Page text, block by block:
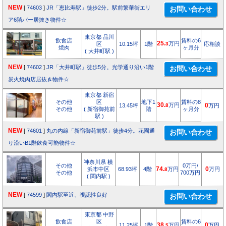
NEW [ 74603 ] JR「恵比寿駅」徒歩2分。駅前繁華街エリ
ア6階バー居抜き物件☆
飲食店
焼肉
東京都 品川
区
( 大井町駅 )
10.15坪 1階 25.3万円 賃料の6
ヶ月分
応相談
NEW [ 74602 ] JR「大井町駅」徒歩5分。光学通り沿い1階
炭火焼肉店居抜き物件☆
その他
その他
東京都 新宿
区
( 新宿御苑前
駅 )
13.45坪
地下1
階
30.8万円 賃料の8
ヶ月分
0万円
NEW [ 74601 ] 丸の内線「新宿御苑前駅」徒歩4分。花園通
り沿いB1階飲食可能物件☆
その他
その他
神奈川県 横
浜市中区
( 関内駅 )
68.93坪 4階 74.8万円
0万円/
700万円
0万円
NEW [ 74599 ] 関内駅至近、視認性良好
飲食店
東京都 中野
区
賃料の6